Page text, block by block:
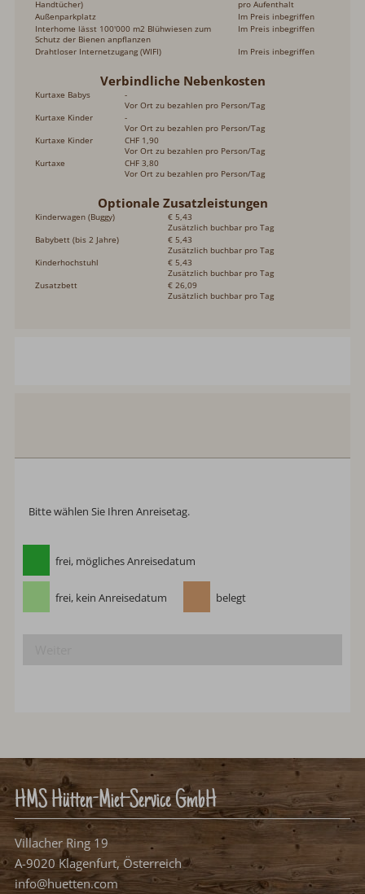
Handtücher)
pro Aufenthalt
Außenparkplatz
Im Preis inbegriffen
Interhome lässt 100'000 m2 Blühwiesen zum
Schutz der Bienen anpflanzen
Im Preis inbegriffen
Drahtloser Internetzugang (WIFI)
Im Preis inbegriffen
Verbindliche Nebenkosten
Kurtaxe Babys
-
Vor Ort zu bezahlen pro Person/Tag
Kurtaxe Kinder
-
Vor Ort zu bezahlen pro Person/Tag
Kurtaxe Kinder
CHF 1,90
Vor Ort zu bezahlen pro Person/Tag
Kurtaxe
CHF 3,80
Vor Ort zu bezahlen pro Person/Tag
Optionale Zusatzleistungen
Kinderwagen (Buggy)
€ 5,43
Zusätzlich buchbar pro Tag
Babybett (bis 2 Jahre)
€ 5,43
Zusätzlich buchbar pro Tag
Kinderhochstuhl
€ 5,43
Zusätzlich buchbar pro Tag
Zusatzbett
€ 26,09
Zusätzlich buchbar pro Tag
Bitte wählen Sie Ihren Anreisetag.
frei, mögliches Anreisedatum
HMS Hütten-Miet-Service GmbH